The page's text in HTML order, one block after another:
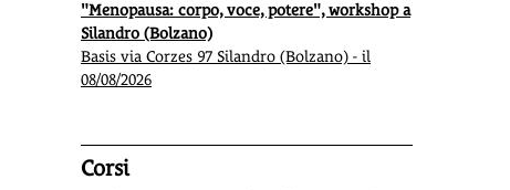
"Menopausa: corpo, voce, potere", workshop a
Silandro (Bolzano)
Basis via Corzes 97 Silandro (Bolzano) - il
08/08/2026
Corsi